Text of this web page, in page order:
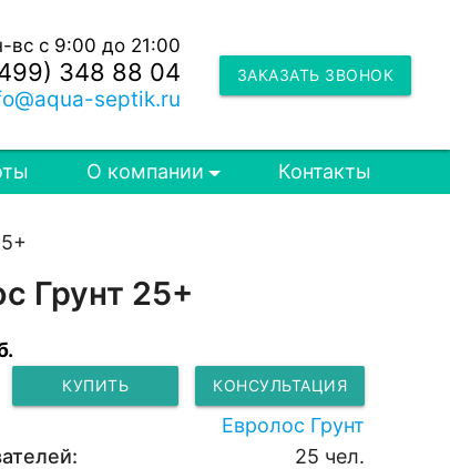
ЗАКАЗАТЬ ЗВОНОК
вс с 9:00 до 21:00
348 88 04
septik.ru
О компании Контакты
Грунт 25+
КУПИТЬ КОНСУЛЬТАЦИЯ
Евролос Грунт
25 чел.